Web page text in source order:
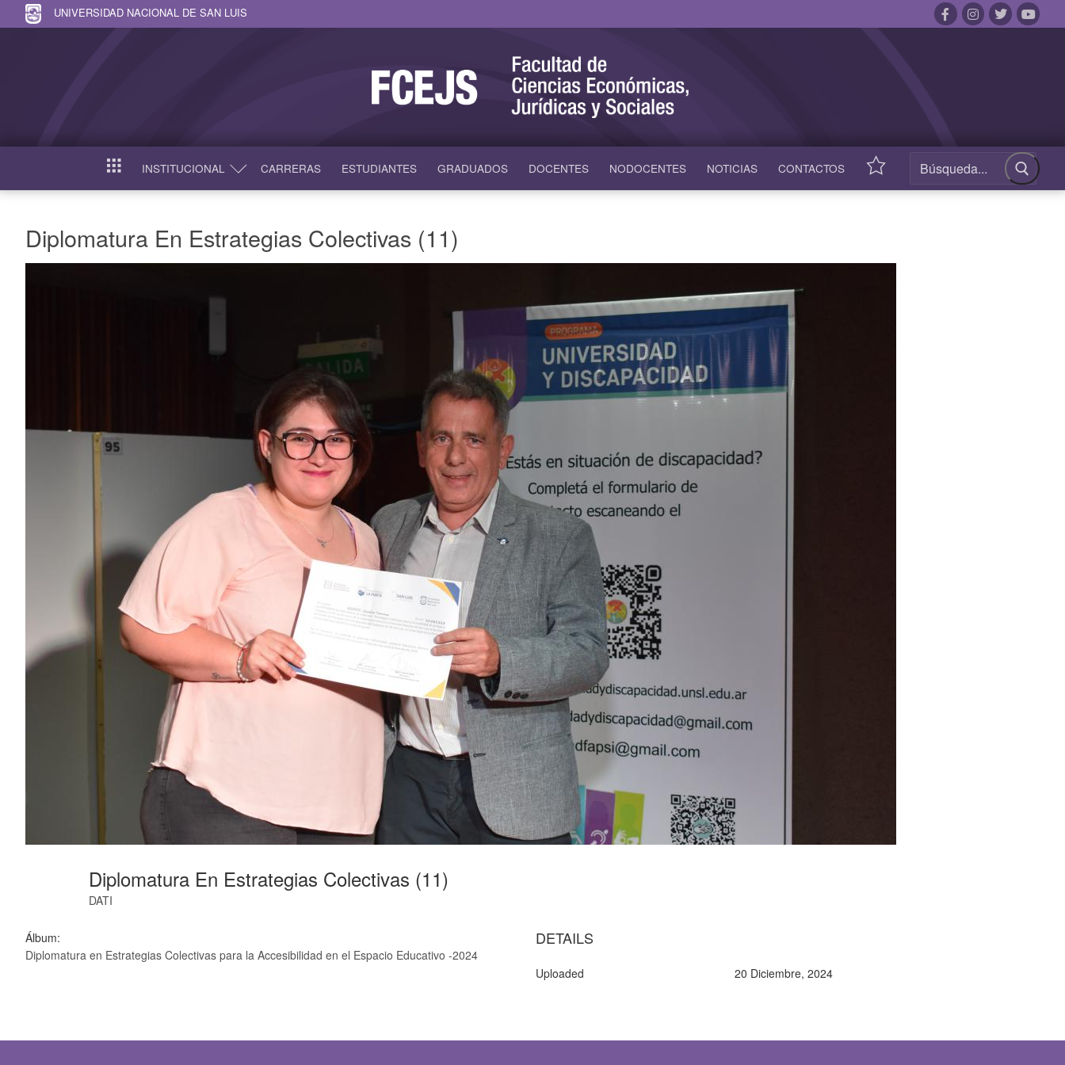
UNIVERSIDAD NACIONAL DE SAN LUIS
INICIO INSTITUCIONAL CARRERAS ESTUDIANTES GRADUADOS DOCENTES NODOCENTES NOTICIAS CONTACTOS ACCESOS
Diplomatura En Estrategias Colectivas (11)
Diplomatura En Estrategias Colectivas (11)
DATI
Álbum:
Diplomatura en Estrategias Colectivas para la Accesibilidad en el Espacio Educativo -2024
DETAILS
Uploaded 20 Diciembre, 2024